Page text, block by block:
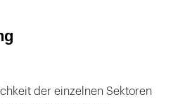
der einzelnen Sektoren